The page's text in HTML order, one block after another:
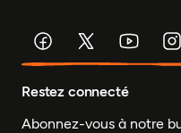
Restez connecté
Abonnez-vous à notre